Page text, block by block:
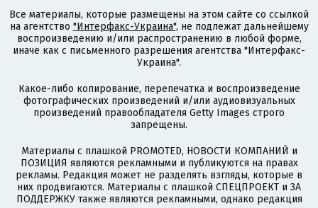
Все материалы, которые размещены на этом сайте со ссылкой
на агентство "Интерфакс-Украина", не подлежат дальнейшему
воспроизведению и/или распространению в любой форме,
иначе как с письменного разрешения агентства "Интерфакс-
Украина".
Какое-либо копирование, перепечатка и воспроизведение
фотографических произведений и/или аудиовизуальных
произведений правообладателя Getty Images строго
запрещены.
Материалы с плашкой PROMOTED, НОВОСТИ КОМПАНИЙ и
ПОЗИЦИЯ являются рекламными и публикуются на правах
рекламы. Редакция может не разделять взгляды, которые в
них продвигаются. Материалы с плашкой СПЕЦПРОЕКТ и ЗА
ПОДДЕРЖКУ также являются рекламными, однако редакция